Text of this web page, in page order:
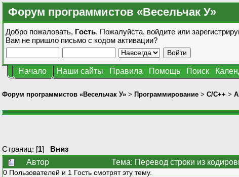
Форум программистов «Весельчак У»
Добро пожаловать, Гость. Пожалуйста, войдите или
Вам не пришло письмо с кодом активации?
Начало Наши сайты Правила Помощь Поиск
Форум программистов «Весельчак У» > Программирование > C/C++ >
Страниц: [1] Вниз
Автор
Тема: Перевод строки из
0 Пользователей и 1 Гость смотрят эту тему.